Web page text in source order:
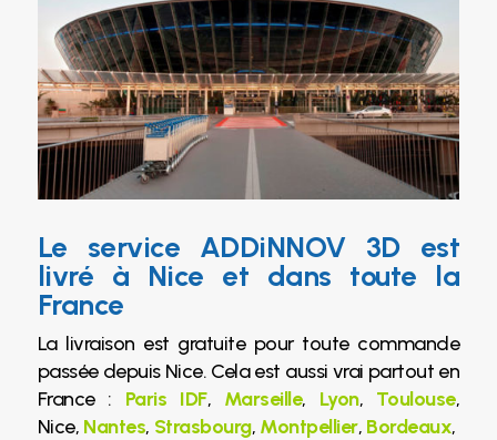
Le service ADDiNNOV 3D est
livré à Nice et dans toute la
France
La livraison est gratuite pour toute commande
passée depuis Nice. Cela est aussi vrai partout en
France : Paris IDF, Marseille, Lyon, Toulouse,
Nice, Nantes, Strasbourg, Montpellier, Bordeaux,